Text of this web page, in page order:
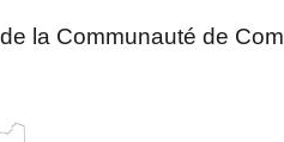
la Communauté de